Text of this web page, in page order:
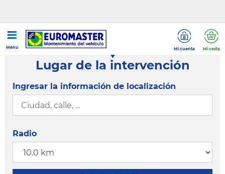
Menu Mi cuenta Mi cesta
Lugar de la intervención
Ingresar la información de localización
Radio